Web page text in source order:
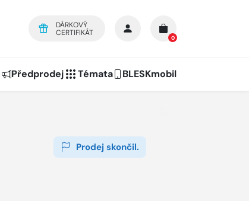
DÁRKOVÝ
CERTIFIKÁT
0
Předprodej Témata BLESKmobil
Prodej skončil.